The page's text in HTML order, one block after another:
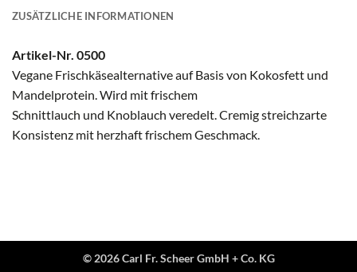
ZUSÄTZLICHE INFORMATIONEN
Artikel-Nr. 0500
Vegane Frischkäsealternative auf Basis von Kokosfett und
Mandelprotein. Wird mit frischem
Schnittlauch und Knoblauch veredelt. Cremig streichzarte
Konsistenz mit herzhaft frischem Geschmack.
© 2026 Carl Fr. Scheer GmbH + Co. KG